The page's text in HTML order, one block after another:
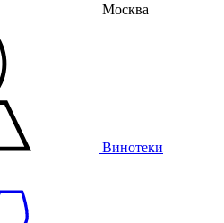
Москва
Винотеки